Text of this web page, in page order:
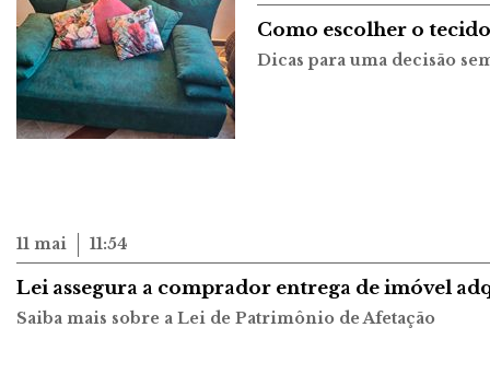
Como escolher o
Dicas para uma decisão
11 mai 11:54
Lei assegura a comprador entrega de imóvel
Saiba mais sobre a Lei de Patrimônio de Afetação